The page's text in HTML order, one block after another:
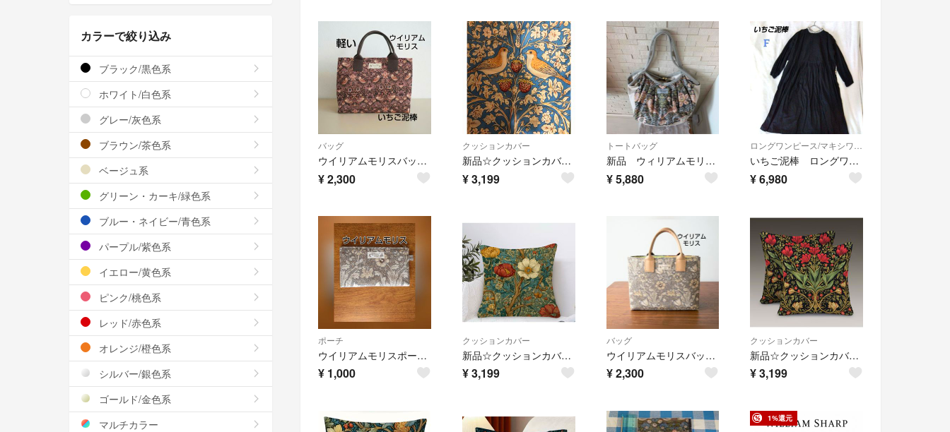
バッグ
ウイリアムモリスバッグ、いちご泥棒、ハンドメイド、トートバッグ、茶系、和装バッグ、着物バッグ、
¥2,300
クッションカバー
新品☆クッションカバー☆１点 ☆ウィリアムモリス☆鳥×苺×白い花☆爽やかブルー☆
¥3,199
トートバッグ
新品 ウィリアムモリス いちご泥棒 トートバッグ がま口付き作家さんハンドメイド
¥5,880
いちご泥棒 ロングワンピース ウィリアムモリス ウエストギャザー ハンドメイド
¥6,980
ポーチ
ウイリアムモリスポーチ、化粧ポーチ、ペンケース、お薬手帳入れ、ボタニカル柄
¥ 1,000
クッションカバー
新品☆クッションカバー☆１点☆ウィリアムモリス☆ブルーグリーンに花☆色合い素敵☆
¥3,199
バッグ
ウイリアムモリスバッグ、トートバッグ、ハンドメイド、ベージュバッグ、
¥2,300
クッションカバー
新品☆クッションカバー☆１点☆ウィリアムモリス☆高貴な赤い花☆アールヌーボー☆
¥3,199
1%還元
カラーで絞り込み
ブラック/黒色系
ホワイト/白色系
グレー/灰色系
ブラウン/茶色系
ベージュ系
グリーン・カーキ/緑色系
ブルー・ネイビー/青色系
パープル/紫色系
イエロー/黄色系
ピンク/桃色系
レッド/赤色系
オレンジ/橙色系
シルバー/銀色系
ゴールド/金色系
マルチカラー